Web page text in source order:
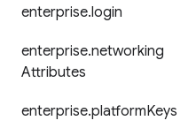
enterprise.login
enterprise.networking
Attributes
enterprise.platformKeys